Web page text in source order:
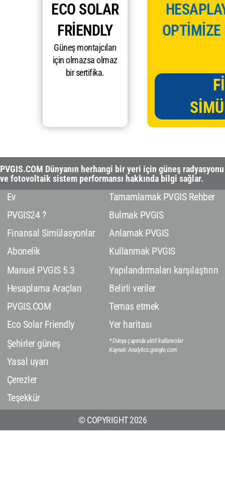
ECO SOLAR
FRIENDLY
Güneş montajcıları
için olmazsa olmaz
bir sertifika.
OPTİMİZE
PVGIS.COM Dünyanın herhangi bir yeri için güneş radyasyonu
ve fotovoltaik sistem performansı hakkında bilgi sağlar.
Ev
PVGIS24 ?
Finansal Simülasyonlar
Abonelik
Manuel PVGIS 5.3
Hesaplama Araçları
PVGIS.COM
Eco Solar Friendly
Şehirler güneş
Yasal uyarı
Çerezler
Teşekkür
Tamamlamak PVGIS Rehber
Bulmak PVGIS
Anlamak PVGIS
Kullanmak PVGIS
Yapılandırmaları karşılaştırın
Belirli veriler
Temas etmek
Yer haritası
* Dünya çapında aktif kullanıcılar
Kaynak: Analytics.google.com
© COPYRIGHT 2026